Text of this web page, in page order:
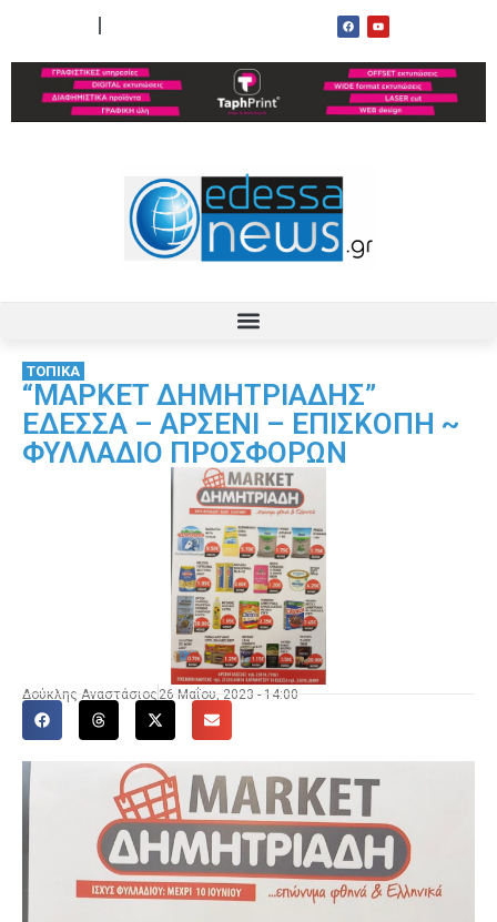
ΤΟΠΙΚΑ
“ΜΑΡΚΕΤ ΔΗΜΗΤΡΙΑΔΗΣ”
ΕΔΕΣΣΑ – ΑΡΣΕΝΙ – ΕΠΙΣΚΟΠΗ ~
ΦΥΛΛΑΔΙΟ ΠΡΟΣΦΟΡΩΝ
Δούκλης Αναστάσιος 26 Μαΐου, 2023 - 14:00